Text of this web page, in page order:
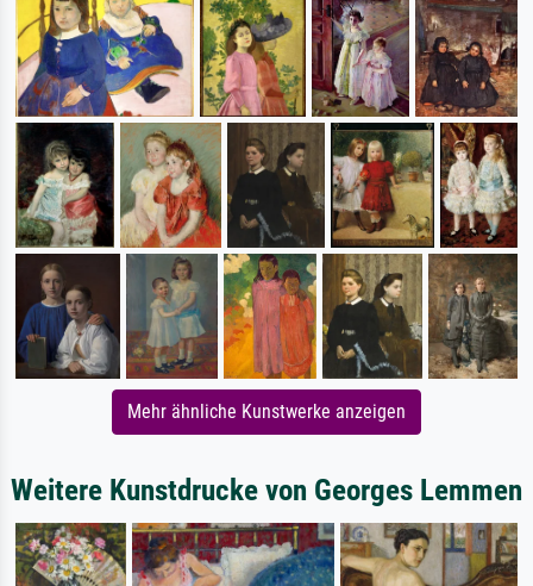
Mehr ähnliche Kunstwerke anzeigen
Weitere Kunstdrucke von Georges Lemmen